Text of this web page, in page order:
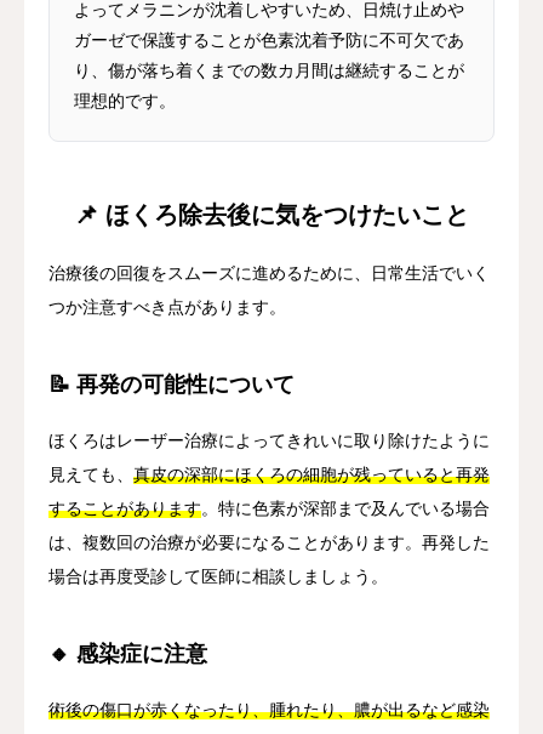
よってメラニンが沈着しやすいため、日焼け止めや
ガーゼで保護することが色素沈着予防に不可欠であ
り、傷が落ち着くまでの数カ月間は継続することが
理想的です。
📌 ほくろ除去後に気をつけたいこと
治療後の回復をスムーズに進めるために、日常生活でいく
つか注意すべき点があります。
📝 再発の可能性について
ほくろはレーザー治療によってきれいに取り除けたように
見えても、 真皮の深部にほくろの細胞が残っていると再発
することがあります。特に色素が深部まで及んでいる場合
は、複数回の治療が必要になることがあります。再発した
場合は再度受診して医師に相談しましょう。
🔸 感染症に注意
術後の傷口が赤くなったり、腫れたり、膿が出るなど感染